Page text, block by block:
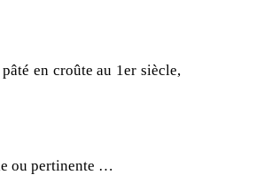
en croûte au 1er siècle,
ou pertinente …